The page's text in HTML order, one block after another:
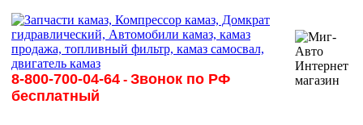
8-800-700-04-64 - Звонок по РФ
бесплатный